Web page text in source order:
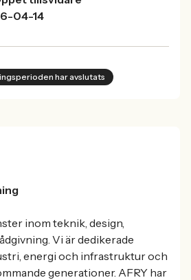
04-14
har avslutats
inom teknik, design,
Vi är dedikerade
energi och infrastruktur och
generationer. AFRY har